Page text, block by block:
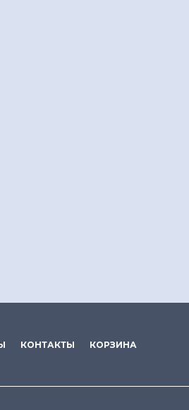
КОНТАКТЫ КОРЗИНА